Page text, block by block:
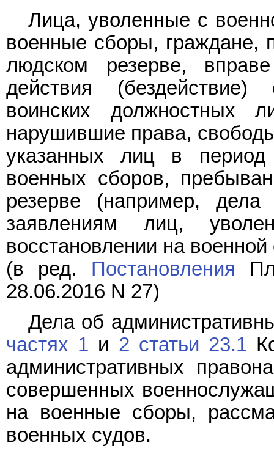
Лица, уволенные с
военные сборы, граждане,
людском резерве,
действия (бездействие)
воинских
нарушившие права,
указанных лиц в
военных сборов,
резерве (например,
заявлениям лиц,
восстановлении на
(в ред. Постановления
28.06.2016 N 27)
Дела об
частях 1 и 2 статьи 23.1
административных
совершенных
на военные сборы,
военных судов.